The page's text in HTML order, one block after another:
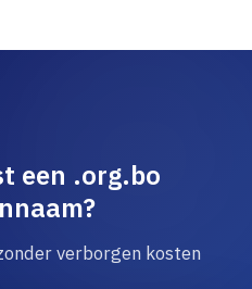
een .org.bo
verborgen kosten